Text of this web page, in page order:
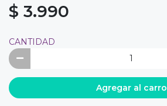
$ 3.990
CANTIDAD
Agregar al carro